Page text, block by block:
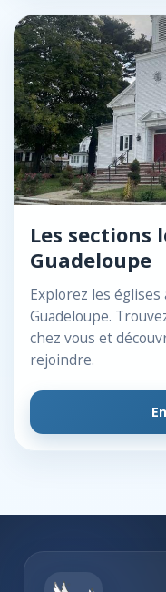
Les sections
Guadeloupe
Explorez les
Guadeloupe.
chez vous et
rejoindre.